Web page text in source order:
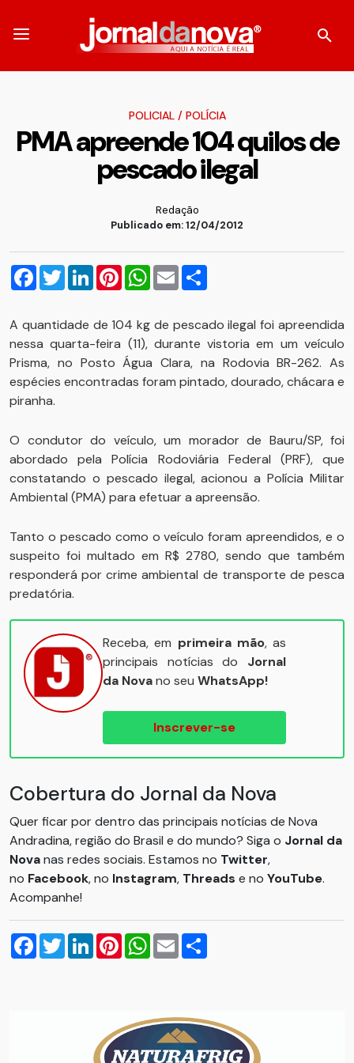
POLICIAL/ POLÍCIA
PMA apreende 104 quilos de
pescado ilegal
Redação
Publicado em: 12/04/2012
Facebook
TwitterLinkedInPinterestWhatsApp
Email
A quantidade de 104 kg de pescado ilegal foi apreendida
nessa quarta-feira (11), durante vistoria em um veículo
Prisma, no Posto Água Clara, na Rodovia BR-262. As
espécies encontradas foram pintado, dourado, chácara e
piranha.
O condutor do veículo, um morador de Bauru/SP, foi
abordado pela Polícia Rodoviária Federal (PRF), que
constatando o pescado ilegal, acionou a Polícia Militar
Ambiental (PMA) para efetuar a apreensão.
Tanto o pescado como o veículo foram apreendidos, e o
suspeito foi multado em R$ 2780, sendo que também
responderá por crime ambiental de transporte de pesca
predatória.
Receba, em primeira mão, as
principais notícias do Jornal
da Novano seu WhatsApp!
Inscrever-se
Cobertura do Jornal da Nova
Quer ficar por dentro das principais notícias de Nova
Andradina, região do Brasil e do mundo? Siga o Jornal da
Novanas redes sociais. Estamos no Twitter,
no Facebook, no Instagram, Threads e no YouTube.
Acompanhe!
Facebook
TwitterLinkedInPinterestWhatsApp
Email